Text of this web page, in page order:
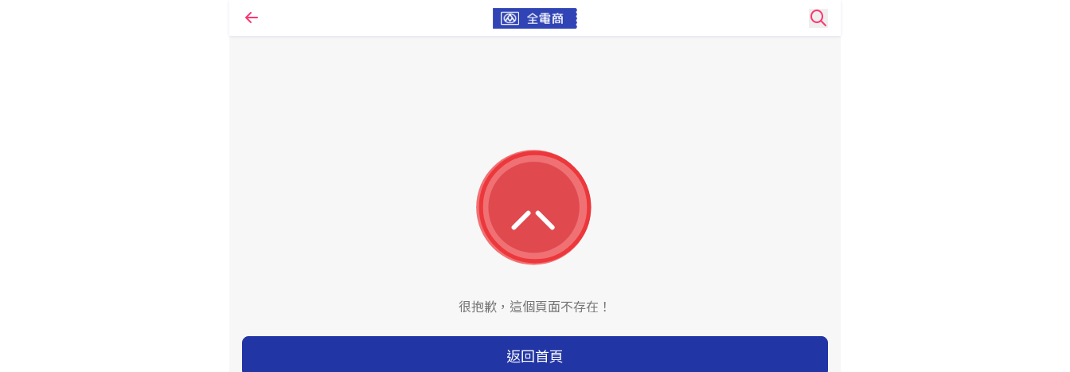
很抱歉，這個頁面不存在！
返回首頁